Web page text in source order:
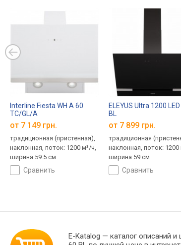
Interline Fiesta WH A 60
TC/GL/A
от 7 149 грн.
традиционная (пристенная),
наклонная, поток: 1200 м³/ч,
ширина 59.5 см
сравнить
ELEYUS Ultra 1200
BL
от 7 899 грн.
традиционная
наклонная, поток: 1200
ширина 59 см
сравнить
E-Katalog — каталог описаний и